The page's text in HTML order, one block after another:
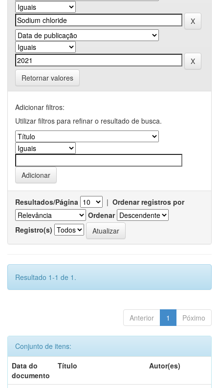
Retornar valores
Adicionar filtros:
Utilizar filtros para refinar o resultado de busca.
Resultados/Página | Ordenar registros por
Ordenar
Registro(s)
Resultado 1-1 de 1.
Anterior 1 Póximo
Conjunto de itens:
Data do
documento
Título Autor(es)